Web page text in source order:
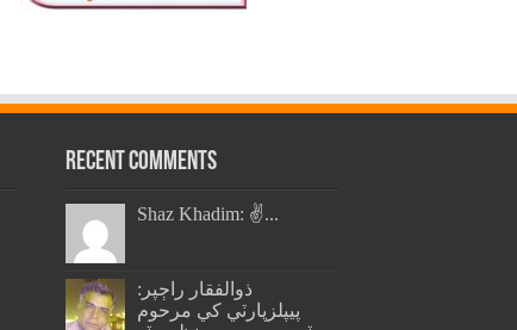
Recent Comments
Shaz Khadim: ✌️...
ذوالفقار راڄپر:
پيپلزپارٽي کي مرحوم